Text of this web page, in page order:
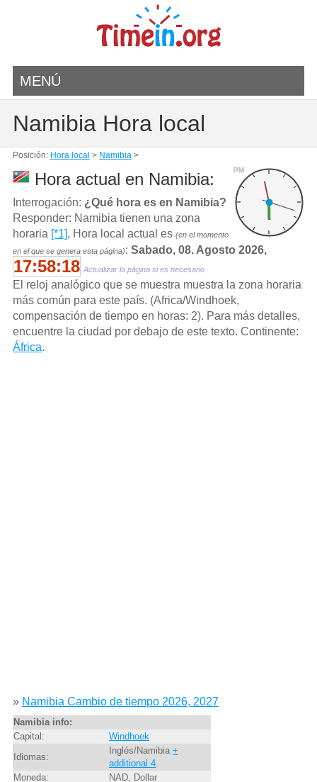
MENÚ
Namibia Hora local
Posición: Hora local > Namibia>
PM
Hora actual en Namibia:
Interrogación: ¿Qué hora es en Namibia?
Responder: Namibia tienen una zona
horaria [*1], Hora local actual es (en el momento
en el que se genera esta página): Sabado, 08. Agosto 2026,
17:58:18 Actualizar la página si es necesario
El reloj analógico que se muestra muestra la zona horaria
más común para este país. (Africa/Windhoek,
compensación de tiempo en horas: 2). Para más detalles,
encuentre la ciudad por debajo de este texto. Continente:
África.
» Namibia Cambio de tiempo 2026, 2027
Namibia info:
Capital:
Windhoek
Idiomas:
Inglés/Namibia +
additional 4.
Moneda:
NAD, Dollar